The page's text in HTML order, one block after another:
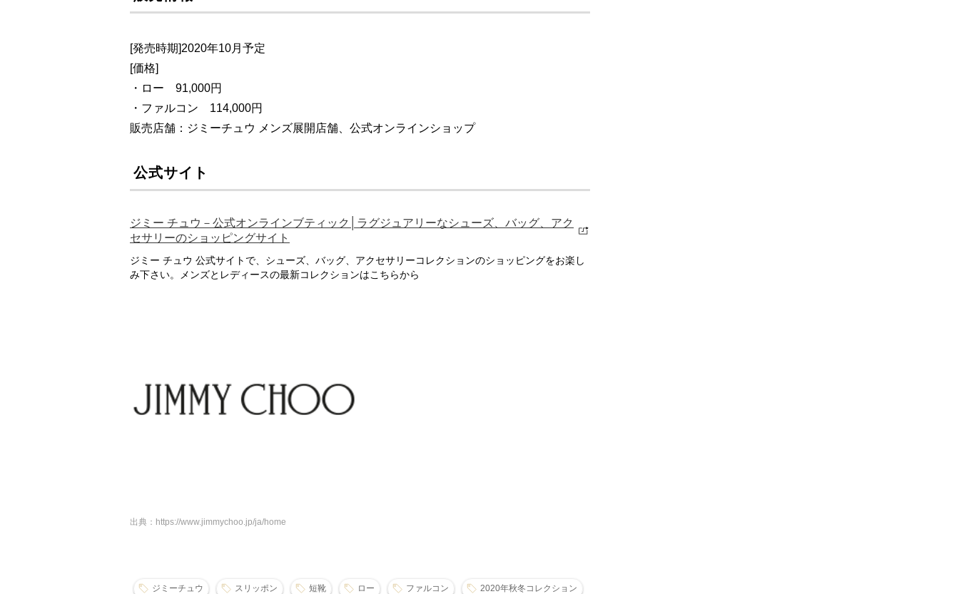
[発売時期]2020年10月予定
[価格]
・ロー 91,000円
・ファルコン 114,000円
販売店舗：ジミーチュウ メンズ展開店舗、公式オンラインショップ
公式サイト
ジミー チュウ－公式オンラインブティック│ラグジュアリーなシューズ、バッグ、アク
セサリーのショッピングサイト
ジミー チュウ 公式サイトで、シューズ、バッグ、アクセサリーコレクションのショッピングをお楽し
み下さい。メンズとレディースの最新コレクションはこちらから
出典：https://www.jimmychoo.jp/ja/home
ジミーチュウ スリッポン 短靴 ロー ファルコン 2020年秋冬コレクション